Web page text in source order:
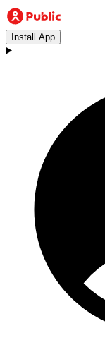
Install App